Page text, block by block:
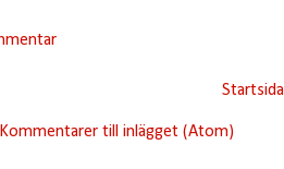
Startsida
Kommentarer till inlägget (Atom)